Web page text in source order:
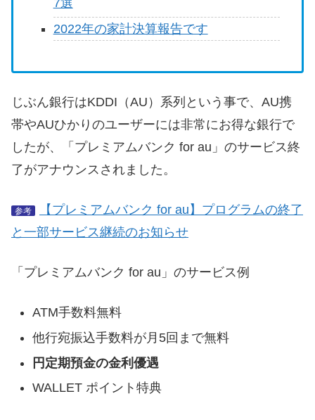
2022年の家計決算報告です
じぶん銀行はKDDI（AU）系列という事で、AU携
帯やAUひかりのユーザーには非常にお得な銀行で
したが、「プレミアムバンク for au」のサービス終
了がアナウンスされました。
参考
【プレミアムバンク for au】プログラムの終了
と一部サービス継続のお知らせ
「プレミアムバンク for au」のサービス例
ATM手数料無料
他行宛振込手数料が月5回まで無料
円定期預金の金利優遇
WALLET ポイント特典